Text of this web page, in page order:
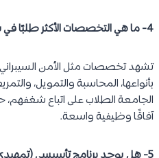
4- ما هي التخصصات الأكثر طلبًا في سوق العمل البحريني؟
تشهد تخصصات مثل الأمن
بأنواعها، المحاسبة والتمويل،
الجامعة الطلاب على اتباع
آفاقًا وظيفية واسعة.